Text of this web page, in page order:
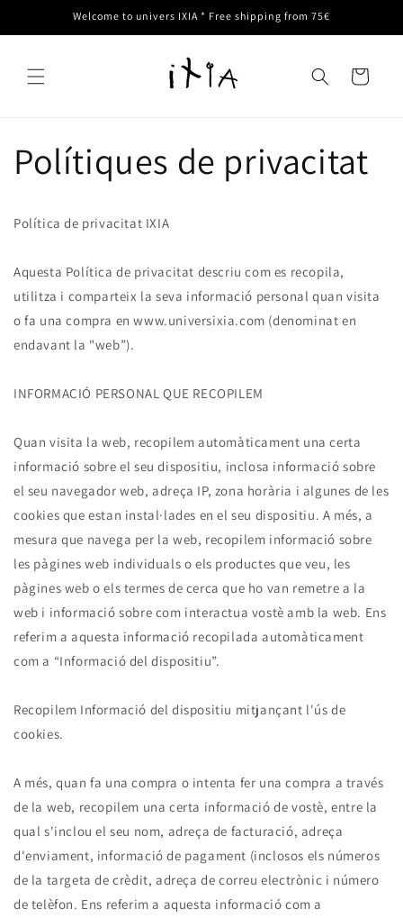
directamentWelcome to univers IXIA * Free shipping from 75€
Polítiques de privacitat
Política de privacitat IXIA
Aquesta Política de privacitat descriu com es recopila,
utilitza i comparteix la seva informació personal quan visita
o fa una compra en www.universixia.com (denominat en
endavant la "web”).
INFORMACIÓ PERSONAL QUE RECOPILEM
Quan visita la web, recopilem automàticament una certa
informació sobre el seu dispositiu, inclosa informació sobre
el seu navegador web, adreça IP, zona horària i algunes de les
cookies que estan instal·lades en el seu dispositiu. A més, a
mesura que navega per la web, recopilem informació sobre
les pàgines web individuals o els productes que veu, les
pàgines web o els termes de cerca que ho van remetre a la
web i informació sobre com interactua vostè amb la web. Ens
referim a aquesta informació recopilada automàticament
com a “Informació del dispositiu”.
Recopilem Informació del dispositiu mitjançant l'ús de
cookies.
A més, quan fa una compra o intenta fer una compra a través
de la web, recopilem una certa informació de vostè, entre la
qual s'inclou el seu nom, adreça de facturació, adreça
d'enviament, informació de pagament (inclosos els números
de la targeta de crèdit, adreça de correu electrònic i número
de telèfon. Ens referim a aquesta informació com a